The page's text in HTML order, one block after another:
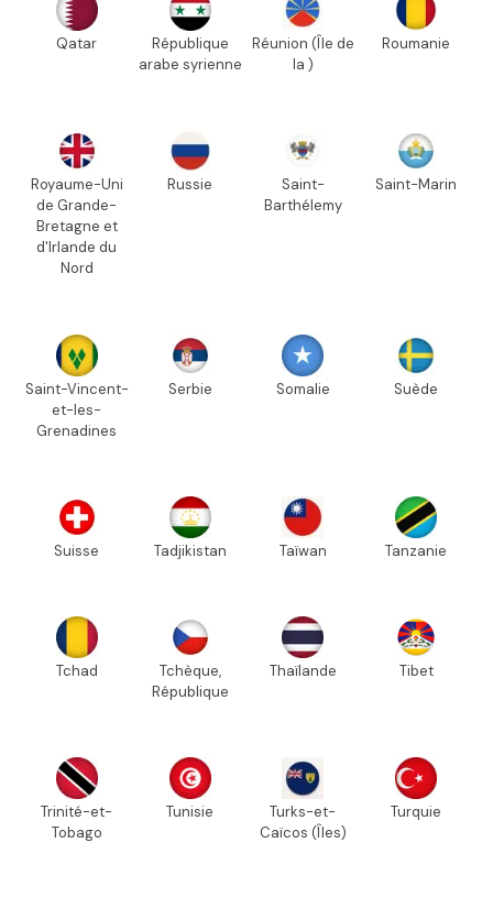
Qatar
République
arabe syrienne
Réunion (Île de
la )
Roumanie
Royaume-Uni
de Grande-
Bretagne et
d'Irlande du
Nord
Russie
Saint-
Barthélemy
Saint-Marin
Saint-Vincent-
et-les-
Grenadines
Serbie Somalie Suède
Suisse Tadjikistan Taïwan Tanzanie
Tchad
Tchèque,
République
Thaïlande Tibet
Trinité-et-
Tobago
Tunisie
Turks-et-
Caïcos (Îles)
Turquie